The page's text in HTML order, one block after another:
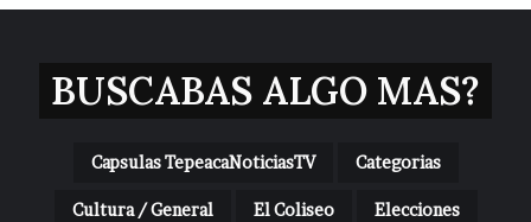
BUSCABAS ALGO MAS?
Capsulas TepeacaNoticiasTV Categorias
Cultura / General El Coliseo Elecciones